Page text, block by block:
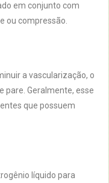
em conjunto com
ou compressão.
a vascularização, o
pare. Geralmente, esse
que possuem
líquido para